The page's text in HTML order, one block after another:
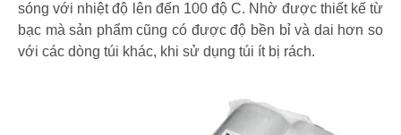
sóng với nhiệt độ lên đến 100 độ C. Nhờ được thiết kế từ
bạc mà sản phẩm cũng có được độ bền bỉ và dai hơn so
với các dòng túi khác, khi sử dụng túi ít bị rách.